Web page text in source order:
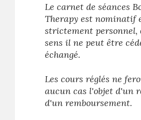
Le carnet de séances
Therapy est nominatif
strictement personnel,
sens il ne peut être
échangé.
Les cours réglés ne
aucun cas l'objet d'un
d'un remboursement.